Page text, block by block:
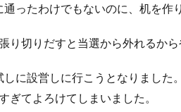
ったわけでもないのに、机を作
切りだすと当選から外れるから
に設営しに行こうとなりまし
ぎてよろけてしまいました。